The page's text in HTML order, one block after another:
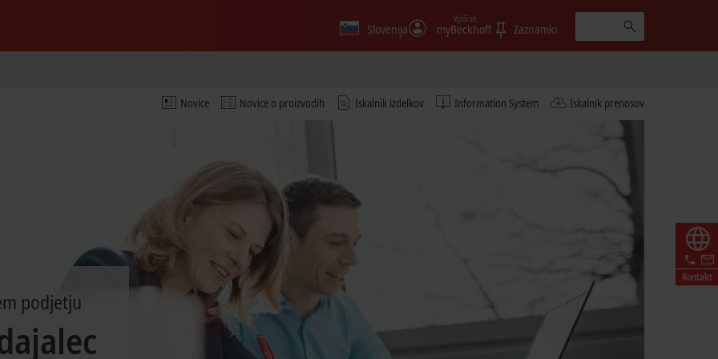
Slovenija myBeckhoff
Vpiši se
Zaznamki
Novice Novice o proizvodih Iskalnik izdelkov Information System Iskalnik prenosov
Kontakt
podjetju